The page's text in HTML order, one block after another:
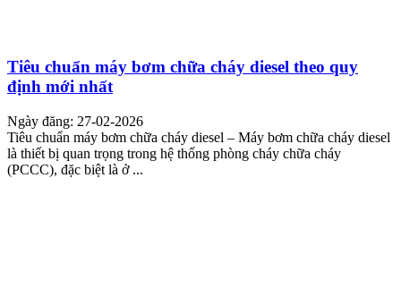
Tiêu chuẩn máy bơm chữa cháy diesel theo quy
định mới nhất
Ngày đăng: 27-02-2026
Tiêu chuẩn máy bơm chữa cháy diesel – Máy bơm chữa cháy diesel
là thiết bị quan trọng trong hệ thống phòng cháy chữa cháy
(PCCC), đặc biệt là ở ...